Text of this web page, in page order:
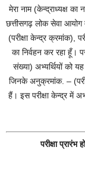
मेरा नाम (केन्द्राध्यक्ष
छत्तीसगढ़ लोक सेवा आयोग
(परीक्षा केन्द्र क्रमांक),
का निर्वहन कर रहा हूँ।
संख्या) अभ्यर्थियों को
जिनके अनुक्रमांक. –
हैं। इस परीक्षा केन्द्र में
परीक्षा